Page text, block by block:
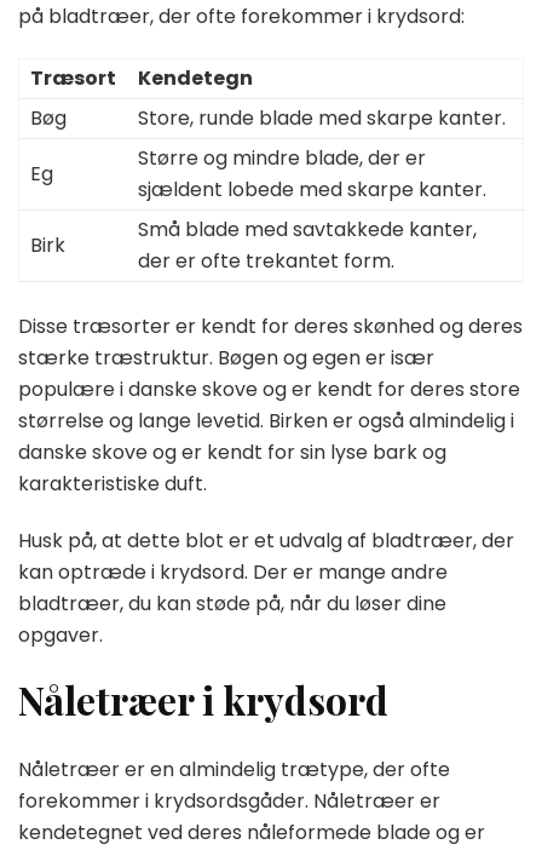
på bladtræer, der ofte forekommer i krydsord:
Træsort
Kendetegn
Bøg
Store, runde blade med skarpe kanter.
Eg
Større og mindre blade, der er
sjældent lobede med skarpe kanter.
Birk
Små blade med savtakkede kanter,
der er ofte trekantet form.
Disse træsorter er kendt for deres skønhed og deres
stærke træstruktur. Bøgen og egen er især
populære i danske skove og er kendt for deres store
størrelse og lange levetid. Birken er også almindelig i
danske skove og er kendt for sin lyse bark og
karakteristiske duft.
Husk på, at dette blot er et udvalg af bladtræer, der
kan optræde i krydsord. Der er mange andre
bladtræer, du kan støde på, når du løser dine
opgaver.
Nåletræer i krydsord
Nåletræer er en almindelig trætype, der ofte
forekommer i krydsordsgåder. Nåletræer er
kendetegnet ved deres nåleformede blade og er